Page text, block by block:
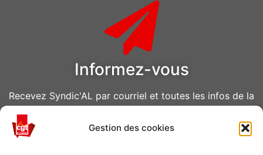
Gestion des cookies
Informez-vous
Recevez Syndic'AL par courriel et toutes les infos de la
CGT Air Liquide